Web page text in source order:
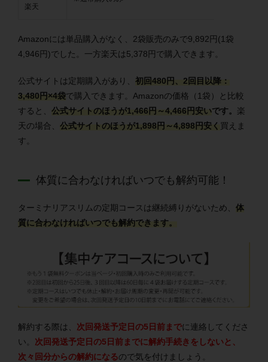
楽天
Amazonには単品購入がなく、2袋販売のみで9,892円(1袋
4,946円)でした。 一方楽天は5,378円で購入できます。
公式サイトは定期購入があり、 初回480円、2回目以降：
3,480円×4袋で購入できます。Amazonの価格（1袋）と比較
すると、 公式サイトのほうが1,466円～4,466円安いです。 楽
天の場合、 公式サイトのほうが1,898円～4,898円安く 買えま
す。
体質に合わなければいつでも解約可能！
ターミナリアスリムの定期コースは継続縛りがないため、 体
質に合わなければいつでも解約できます。
解約する際は、 次回発送予定日の5日前までに連絡してくださ
い。 次回発送予定日の5日前までに解約手続きをしないと、
次々回分からの解約になるので気を付けましょう。